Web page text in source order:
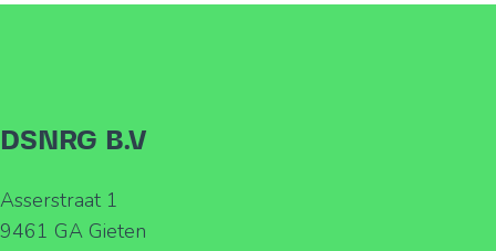
DSNRG B.V
Asserstraat 1
9461 GA Gieten